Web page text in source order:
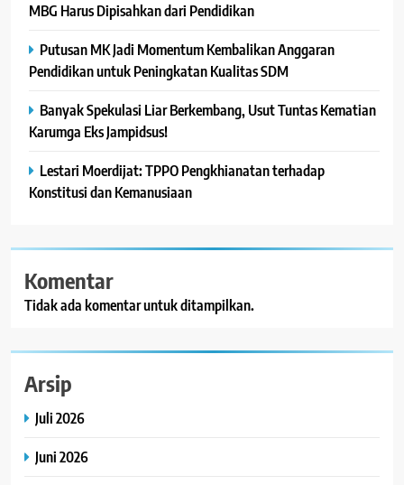
MBG Harus Dipisahkan dari Pendidikan
Putusan MK Jadi Momentum Kembalikan Anggaran
Pendidikan untuk Peningkatan Kualitas SDM
Banyak Spekulasi Liar Berkembang, Usut Tuntas Kematian
Karumga Eks Jampidsus!
Lestari Moerdijat: TPPO Pengkhianatan terhadap
Konstitusi dan Kemanusiaan
Komentar
Tidak ada komentar untuk ditampilkan.
Arsip
Juli 2026
Juni 2026